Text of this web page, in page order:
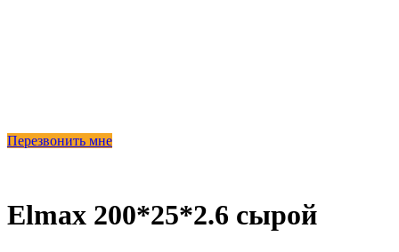
Перезвонить мне
Elmax 200*25*2.6 сырой